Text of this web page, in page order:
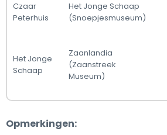
Czaar
Peterhuis
Het Jonge Schaap
(Snoepjesmuseum)
Het Jonge
Schaap
Zaanlandia
(Zaanstreek
Museum)
Opmerkingen: